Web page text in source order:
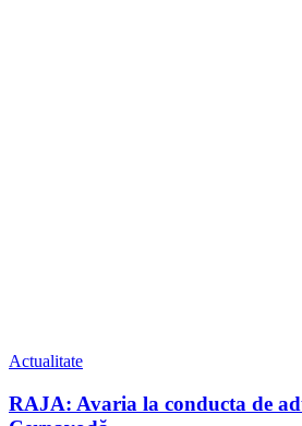
Actualitate
RAJA: Avaria la conducta de